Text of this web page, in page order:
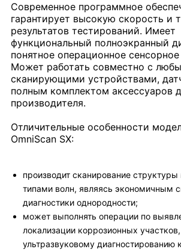
Современное программное
гарантирует высокую скорость и
результатов тестирований. Имеет
функциональный полноэкранный
понятное операционное
Может работать совместно с
сканирующими устройствами,
полным комплектом аксессуаров
производителя.
Отличительные особенности
OmniScan SX:
производит сканирование
типами волн, являясь экономичным
диагностики однородности;
может выполнять операции по
локализации коррозионных
ультразвуковому диагностированию